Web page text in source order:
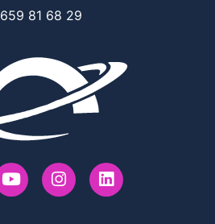
659 81 68 29